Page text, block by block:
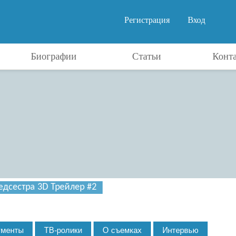
Вход
Регистрация
Биографии Статьи
3D Трейлер #2